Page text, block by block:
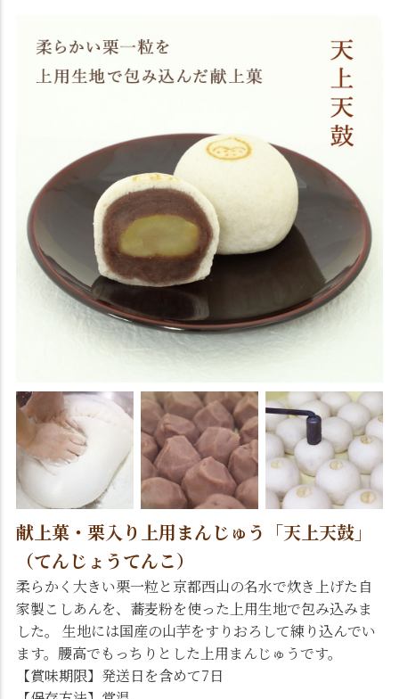
献上菓・栗入り上用まんじゅう「天上天鼓」
（てんじょうてんこ）
柔らかく大きい栗一粒と京都西山の名水で炊き上げた自
家製こしあんを、蕎麦粉を使った上用生地で包み込みま
した。 生地には国産の山芋をすりおろして練り込んでい
ます。腰高でもっちりとした上用まんじゅうです。
【賞味期限】発送日を含めて7日